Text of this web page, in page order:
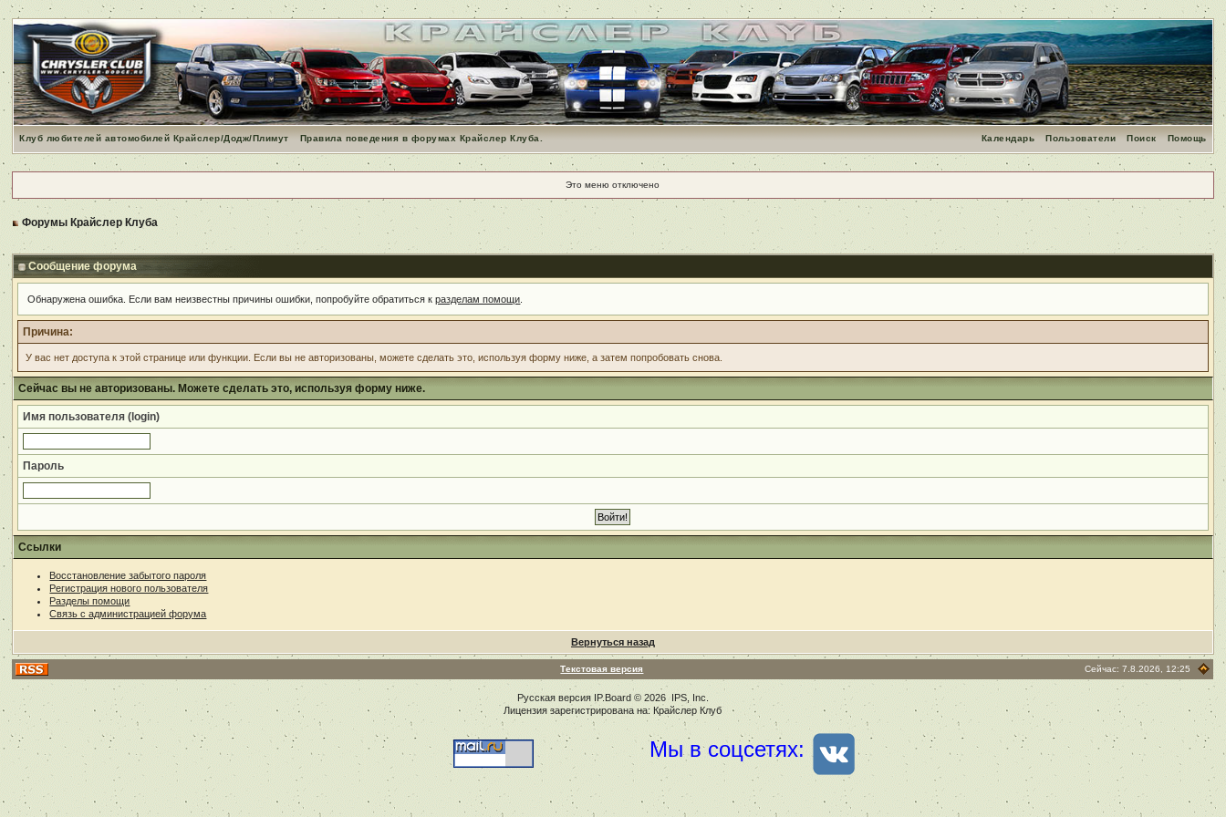
Клуб любителей автомобилей Крайслер/Додж/Плимут Правила поведения в форумах Крайслер Клуба. Помощь
Поиск
Пользователи
Календарь
Это меню отключено
Форумы Крайслер Клуба
Сообщение форума
Обнаружена ошибка. Если вам неизвестны причины ошибки, попробуйте обратиться кразделам помощи
Причина:
У вас нет доступа к этой странице или функции. Если вы не авторизованы, можете сделать это, используя форму ниже, а затем попробовать снова.
Сейчас вы не авторизованы. Можете сделать это, используя форму ниже.
Имя пользователя (login)
Пароль
Ссылки
Восстановление забытого пароля
Регистрация нового пользователя
Разделы помощи
Связь с администрацией форума
Вернуться назад
Текстовая версия Сейчас: 7.8.2026, 12:25
Русская версия IP.Board© 2026IPS, Inc
Лицензия зарегистрирована на: Крайслер Клуб
Мы в соцсетях: